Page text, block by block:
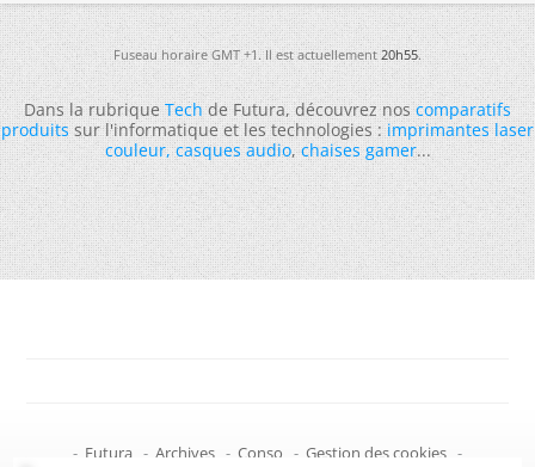
Fuseau horaire GMT +1. Il est actuellement20h55.
Dans la rubriqueTechde Futura, découvrez noscomparatifs
produitssur l'informatique et les technologies :imprimantes laser
couleur,casques audio,chaises gamer...
- Futura - Archives - Conso - Gestion des cookies -